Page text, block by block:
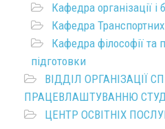
Кафедра організації
Кафедра Транспортних
Кафедра філософії та
підготовки
ВІДДІЛ ОРГАНІЗАЦІЇ
ПРАЦЕВЛАШТУВАННЮ
ЦЕНТР ОСВІТНІХ